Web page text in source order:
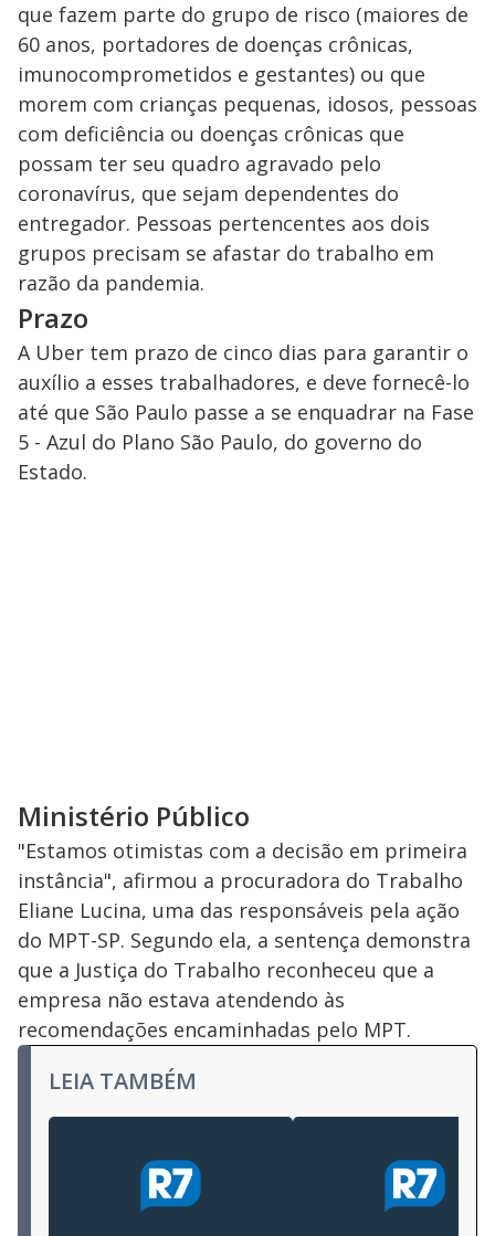
que fazem parte do grupo de risco (maiores de
60 anos, portadores de doenças crônicas,
imunocomprometidos e gestantes) ou que
morem com crianças pequenas, idosos, pessoas
com deficiência ou doenças crônicas que
possam ter seu quadro agravado pelo
coronavírus, que sejam dependentes do
entregador. Pessoas pertencentes aos dois
grupos precisam se afastar do trabalho em
razão da pandemia.
Prazo
A Uber tem prazo de cinco dias para garantir o
auxílio a esses trabalhadores, e deve fornecê-lo
até que São Paulo passe a se enquadrar na Fase
5 - Azul do Plano São Paulo, do governo do
Estado.
Ministério Público
"Estamos otimistas com a decisão em primeira
instância", afirmou a procuradora do Trabalho
Eliane Lucina, uma das responsáveis pela ação
do MPT-SP. Segundo ela, a sentença demonstra
que a Justiça do Trabalho reconheceu que a
empresa não estava atendendo às
recomendações encaminhadas pelo MPT.
LEIA TAMBÉM